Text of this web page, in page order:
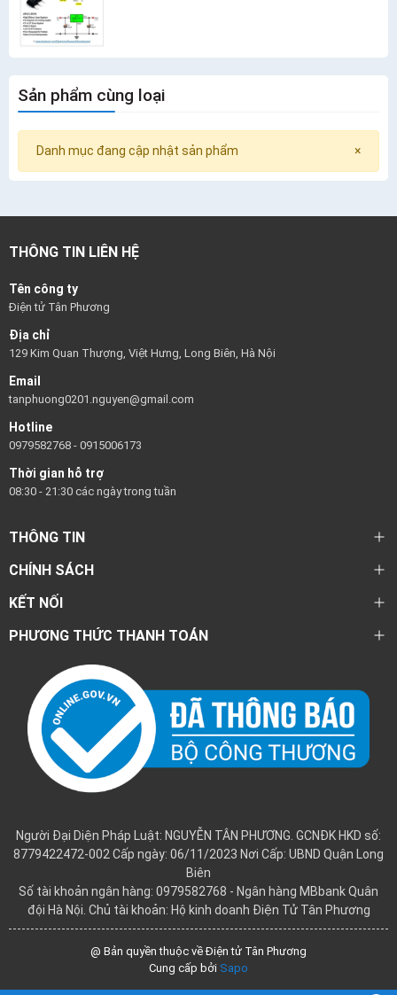
Sản phẩm cùng loại
×
Danh mục đang cập nhật sản phẩm
THÔNG TIN LIÊN HỆ
Tên công ty
Điện tử Tân Phương
Địa chỉ
129 Kim Quan Thượng, Việt Hưng, Long Biên, Hà Nội
Email
tanphuong0201.nguyen@gmail.com
Hotline
0979582768 - 0915006173
Thời gian hỗ trợ
08:30 - 21:30 các ngày trong tuần
THÔNG TIN
CHÍNH SÁCH
KẾT NỐI
PHƯƠNG THỨC THANH TOÁN
Người Đại Diện Pháp Luật: NGUYỄN TÂN PHƯƠNG. GCNĐK HKD số:
8779422472-002 Cấp ngày: 06/11/2023 Nơi Cấp: UBND Quận Long
Biên
Số tài khoản ngân hàng: 0979582768 - Ngân hàng MBbank Quân
đội Hà Nội. Chủ tài khoản: Hộ kinh doanh Điện Tử Tân Phương
@ Bản quyền thuộc về Điện tử Tân Phương
Cung cấp bởi Sapo